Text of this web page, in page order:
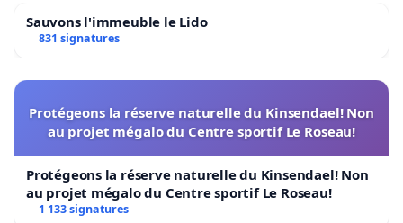
Sauvons l'immeuble le Lido
831 signatures
Protégeons la réserve naturelle du Kinsendael! Non
au projet mégalo du Centre sportif Le Roseau!
Protégeons la réserve naturelle du Kinsendael! Non
au projet mégalo du Centre sportif Le Roseau!
1 133 signatures